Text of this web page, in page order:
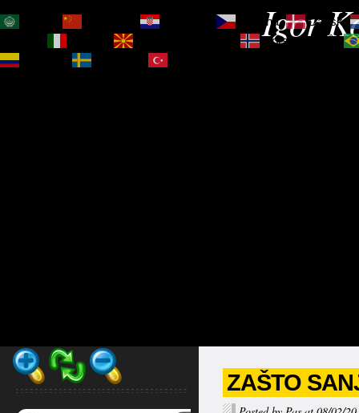
Igor
ZAŠTO
Čeština‎
Dansk
Norsk bokmål